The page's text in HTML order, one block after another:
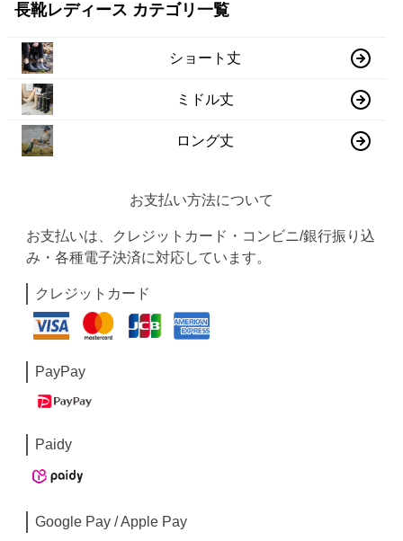
長靴レディース カテゴリ一覧
ショート丈
ミドル丈
ロング丈
お支払い方法について
お支払いは、クレジットカード・コンビニ/銀行振り込
み・各種電子決済に対応しています。
クレジットカード
PayPay
Paidy
Google Pay / Apple Pay